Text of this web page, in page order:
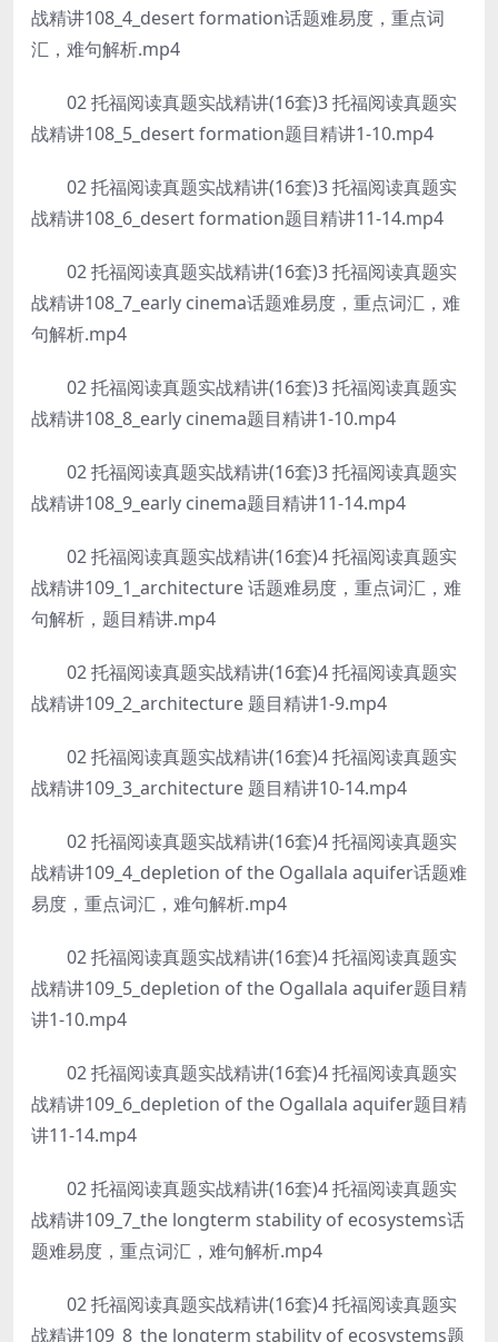
战精讲108_4_desert formation话题难易度，重点词
汇，难句解析.mp4
02 托福阅读真题实战精讲(16套)3 托福阅读真题实
战精讲108_5_desert formation题目精讲1-10.mp4
02 托福阅读真题实战精讲(16套)3 托福阅读真题实
战精讲108_6_desert formation题目精讲11-14.mp4
02 托福阅读真题实战精讲(16套)3 托福阅读真题实
战精讲108_7_early cinema话题难易度，重点词汇，难
句解析.mp4
02 托福阅读真题实战精讲(16套)3 托福阅读真题实
战精讲108_8_early cinema题目精讲1-10.mp4
02 托福阅读真题实战精讲(16套)3 托福阅读真题实
战精讲108_9_early cinema题目精讲11-14.mp4
02 托福阅读真题实战精讲(16套)4 托福阅读真题实
战精讲109_1_architecture 话题难易度，重点词汇，难
句解析，题目精讲.mp4
02 托福阅读真题实战精讲(16套)4 托福阅读真题实
战精讲109_2_architecture 题目精讲1-9.mp4
02 托福阅读真题实战精讲(16套)4 托福阅读真题实
战精讲109_3_architecture 题目精讲10-14.mp4
02 托福阅读真题实战精讲(16套)4 托福阅读真题实
战精讲109_4_depletion of the Ogallala aquifer话题难
易度，重点词汇，难句解析.mp4
02 托福阅读真题实战精讲(16套)4 托福阅读真题实
战精讲109_5_depletion of the Ogallala aquifer题目精
讲1-10.mp4
02 托福阅读真题实战精讲(16套)4 托福阅读真题实
战精讲109_6_depletion of the Ogallala aquifer题目精
讲11-14.mp4
02 托福阅读真题实战精讲(16套)4 托福阅读真题实
战精讲109_7_the longterm stability of ecosystems话
题难易度，重点词汇，难句解析.mp4
02 托福阅读真题实战精讲(16套)4 托福阅读真题实
战精讲109_8_the longterm stability of ecosystems题